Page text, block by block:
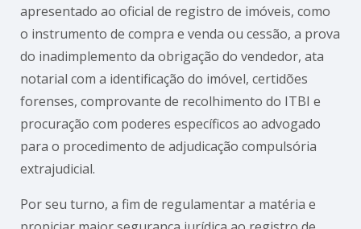
apresentado ao oficial de registro de imóveis, como
o instrumento de compra e venda ou cessão, a prova
do inadimplemento da obrigação do vendedor, ata
notarial com a identificação do imóvel, certidões
forenses, comprovante de recolhimento do ITBI e
procuração com poderes específicos ao advogado
para o procedimento de adjudicação compulsória
extrajudicial.
Por seu turno, a fim de regulamentar a matéria e